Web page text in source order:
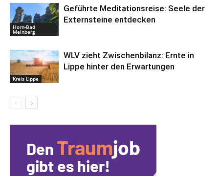
Horn-Bad
Meinberg
Geführte Meditationsreise: Seele der
Externsteine entdecken
Kreis Lippe
WLV zieht Zwischenbilanz: Ernte in
Lippe hinter den Erwartungen